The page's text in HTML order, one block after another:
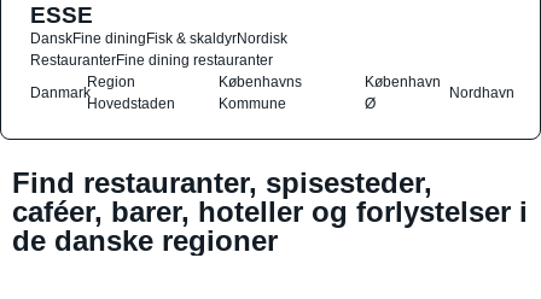
ESSE
DanskFine diningFisk & skaldyrNordisk
RestauranterFine dining restauranter
Danmark
Region
Hovedstaden
Københavns
Kommune
København
Ø
Nordhavn
Find restauranter, spisesteder,
caféer, barer, hoteller og forlystelser i
de danske regioner